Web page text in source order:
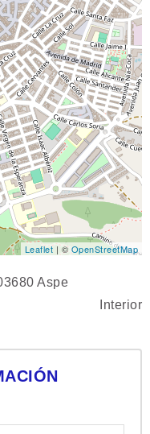
Leaflet | © OpenStreetMap
Aspe
Interior